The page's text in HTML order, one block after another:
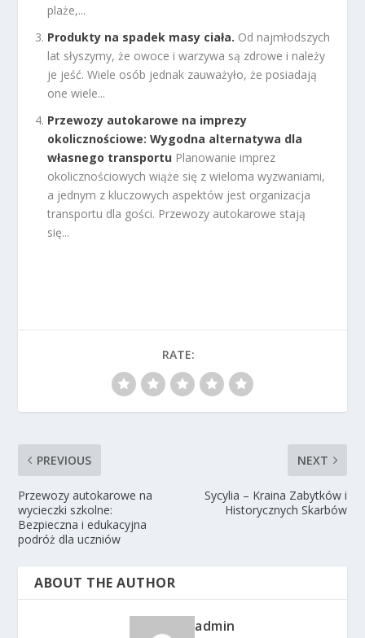
plaże,...
Produkty na spadek masy ciała. Od najmłodszych
lat słyszymy, że owoce i warzywa są zdrowe i należy
je jeść. Wiele osób jednak zauważyło, że posiadają
one wiele...
Przewozy autokarowe na imprezy
okolicznościowe: Wygodna alternatywa dla
własnego transportu Planowanie imprez
okolicznościowych wiąże się z wieloma wyzwaniami,
a jednym z kluczowych aspektów jest organizacja
transportu dla gości. Przewozy autokarowe stają
się...
RATE:
PREVIOUS
Przewozy autokarowe na
wycieczki szkolne:
Bezpieczna i edukacyjna
podróż dla uczniów
NEXT
Sycylia – Kraina Zabytków i
Historycznych Skarbów
ABOUT THE AUTHOR
admin